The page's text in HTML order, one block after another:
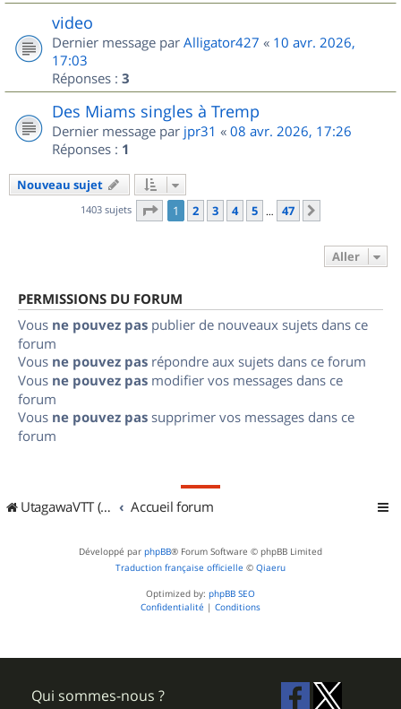
video
Dernier message par Alligator427 « 10 avr. 2026,
17:03
Réponses : 3
Des Miams singles à Tremp
Dernier message par jpr31 « 08 avr. 2026, 17:26
Réponses : 1
Nouveau sujet
1403 sujets Page 1sur
1 2 3 4 5 … 47
Aller
PERMISSIONS DU FORUM
Vous ne pouvez pas publier de nouveaux sujets dans ce
forum
Vous ne pouvez pas répondre aux sujets dans ce forum
Vous ne pouvez pas modifier vos messages dans ce
forum
Vous ne pouvez pas supprimer vos messages dans ce
forum
UtagawaVTT (Randos VTT et VTTAE avec traces GPS) Accueil forum
Développé par phpBB® Forum Software © phpBB Limited
Traduction française officielle © Qiaeru
Optimized by: phpBB SEO
Confidentialité | Conditions
Qui sommes-nous ?